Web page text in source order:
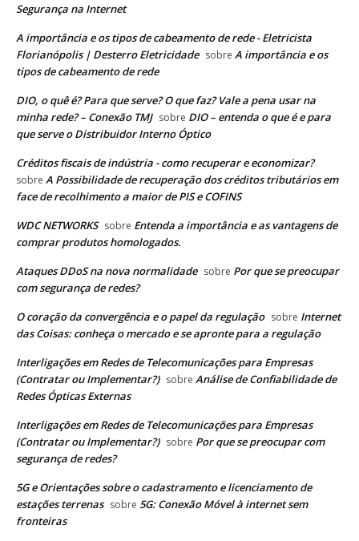
Segurança na Internet
A importância e os tipos de cabeamento de rede - Eletricista
Florianópolis | Desterro Eletricidade sobre A importância e os
tipos de cabeamento de rede
DIO, o quê é? Para que serve? O que faz? Vale a pena usar na
minha rede? – Conexão TMJ sobre DIO – entenda o que é e para
que serve o Distribuidor Interno Óptico
Créditos fiscais de indústria - como recuperar e economizar?
sobre A Possibilidade de recuperação dos créditos tributários em
face de recolhimento a maior de PIS e COFINS
WDC NETWORKS sobre Entenda a importância e as vantagens de
comprar produtos homologados.
Ataques DDoS na nova normalidade sobre Por que se preocupar
com segurança de redes?
O coração da convergência e o papel da regulação sobre Internet
das Coisas: conheça o mercado e se apronte para a regulação
Interligações em Redes de Telecomunicações para Empresas
(Contratar ou Implementar?) sobre Análise de Confiabilidade de
Redes Ópticas Externas
Interligações em Redes de Telecomunicações para Empresas
(Contratar ou Implementar?) sobre Por que se preocupar com
segurança de redes?
5G e Orientações sobre o cadastramento e licenciamento de
estações terrenas sobre 5G: Conexão Móvel à internet sem
fronteiras